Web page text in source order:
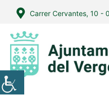
contingut
Carrer Cervantes, 10 -